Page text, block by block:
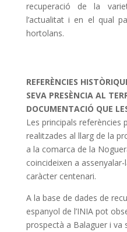
recuperació de la
l’actualitat i en el qual
hortolans.
REFERÈNCIES
SEVA PRESÈNCIA AL
DOCUMENTACIÓ QUE
Les principals referències
realitzades al llarg de la
a la comarca de la
coincideixen a
caràcter centenari.
A la base de dades de
espanyol de l’INIA pot
prospectà a Balaguer i va